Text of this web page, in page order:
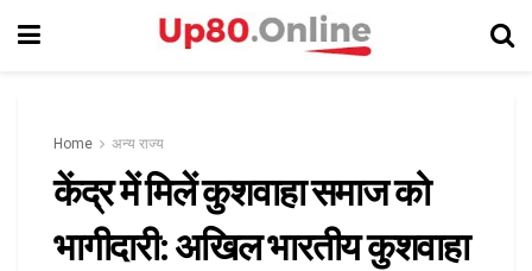
Home अन्य राज्य
केंद्र में मिलें कुशवाहा समाज को
भागीदारी: अखिल भारतीय कुशवाहा